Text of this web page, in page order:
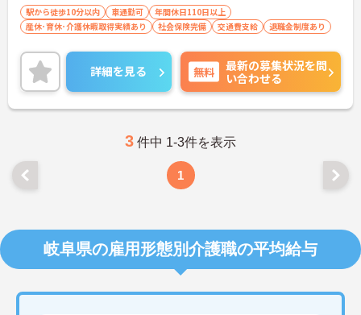
駅から徒歩10分以内 車通勤可
年間休日110日以上
産休･育休･介護休暇取得実績あり
社会保険完備 交通費支給 退職金制度あり
詳細を見る 無料
最新の募集状況を問
い合わせる
3 件中 1-3件を表示
1
岐阜県の雇用形態別介護職の平均給与